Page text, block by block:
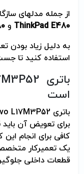
از جمله مدلهای
ThinkPad E480 و
استفاده کنید تا
است
باتری Lenovo L17M3P52 از نوع
برای تعویض آن باید
کافی برای انجام این
یک تعمیرکار
قطعات داخلی